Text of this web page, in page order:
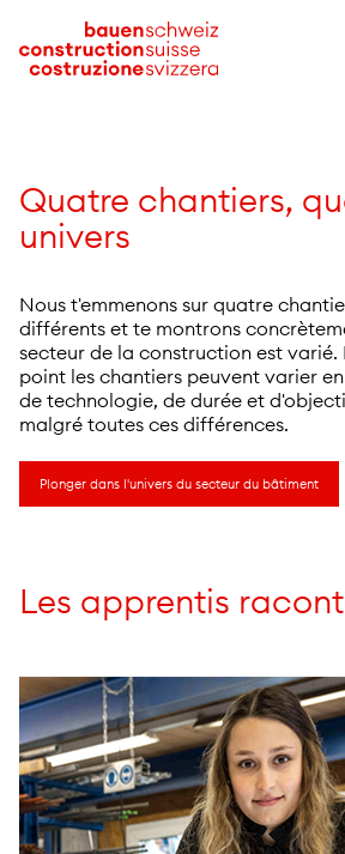
Quatre chantiers,
univers
Nous t'emmenons sur quatre
différents et te montrons
secteur de la construction est varié.
point les chantiers peuvent varier
de technologie, de durée et
malgré toutes ces différences.
Plonger dans l'univers du secteur du bâtiment
Les apprentis